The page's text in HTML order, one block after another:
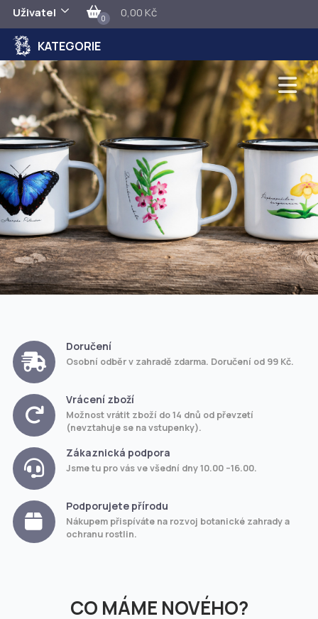
Uživatel 0 0,00 Kč
KATEGORIE
Doručení
Osobní odběr v zahradě zdarma. Doručení od 99 Kč.
Vrácení zboží
Možnost vrátit zboží do 14 dnů od převzetí
(nevztahuje se na vstupenky).
Zákaznická podpora
Jsme tu pro vás ve všední dny 10.00 –16.00.
Podporujete přírodu
Nákupem přispíváte na rozvoj botanické zahrady a
ochranu rostlin.
CO MÁME NOVÉHO?